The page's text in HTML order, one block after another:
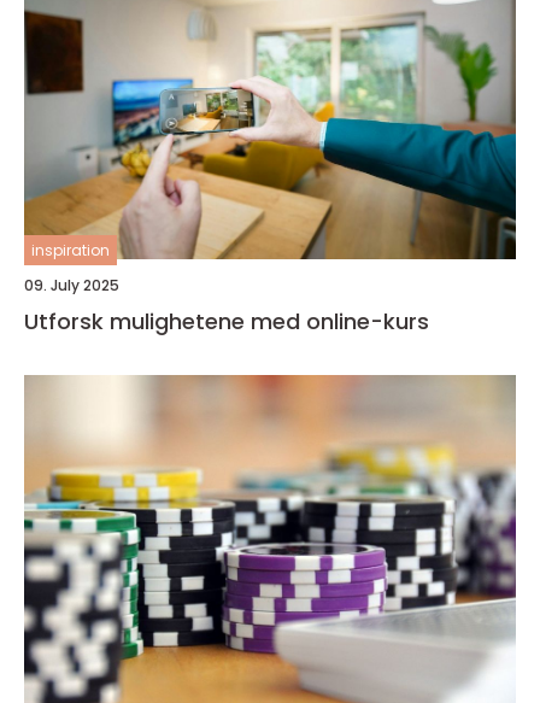
inspiration
09. July 2025
Utforsk mulighetene med online-kurs